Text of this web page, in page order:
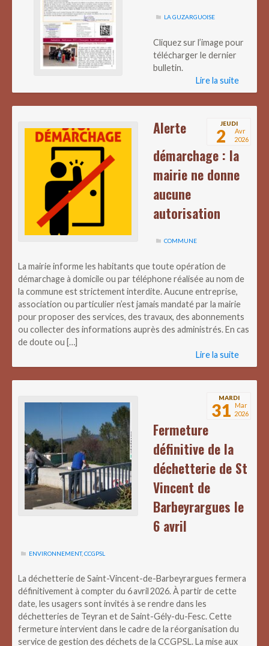
LA GUZARGUOISE
Cliquez sur l’image pour
télécharger le dernier
bulletin.
Lire la suite
JEUDI
2
Avr
2026
Alerte
démarchage : la
mairie ne donne
aucune
autorisation
COMMUNE
La mairie informe les habitants que toute opération de
démarchage à domicile ou par téléphone réalisée au nom de
la commune est strictement interdite. Aucune entreprise,
association ou particulier n’est jamais mandaté par la mairie
pour proposer des services, des travaux, des abonnements
ou collecter des informations auprès des administrés. En cas
de doute ou […]
Lire la suite
MARDI
31 Mar
2026
Fermeture
définitive de la
déchetterie de St
Vincent de
Barbeyrargues le
6 avril
ENVIRONNEMENT,CCGPSL
La déchetterie de Saint-Vincent-de-Barbeyrargues fermera
définitivement à compter du 6 avril 2026. À partir de cette
date, les usagers sont invités à se rendre dans les
déchetteries de Teyran et de Saint-Gély-du-Fesc. Cette
fermeture intervient dans le cadre de la réorganisation du
service de gestion des déchets de la CCGPSL. La mise aux